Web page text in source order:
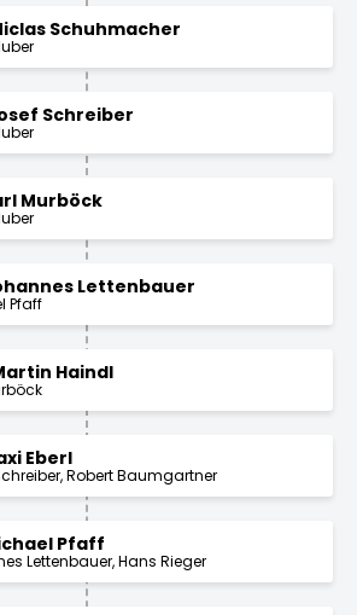
Schuhmacher
Schreiber
Murböck
Lettenbauer
Pfaff
Haindl
Eberl
Robert Baumgartner
Pfaff
Lettenbauer Hans Rieger